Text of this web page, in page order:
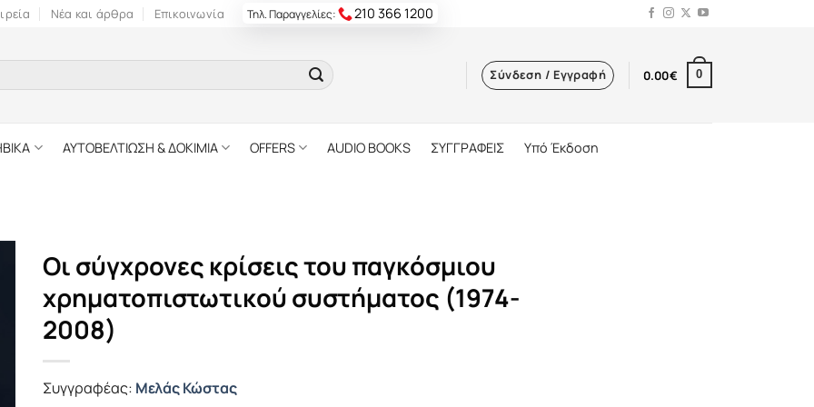
Νέα και άρθρα Επικοινωνία Τηλ. Παραγγελίες: 210 366 1200
Σύνδεση / Εγγραφή 0.00€ 0
ΑΥΤΟΒΕΛΤΙΩΣΗ & ΔΟΚΙΜΙΑ OFFERS AUDIO BOOKS ΣΥΓΓΡΑΦΕΙΣ Υπό Έκδοση
Οι σύγχρονες κρίσεις του παγκόσμιου
χρηματοπιστωτικού συστήματος (1974-
2008)
Συγγραφέας: Μελάς Κώστας